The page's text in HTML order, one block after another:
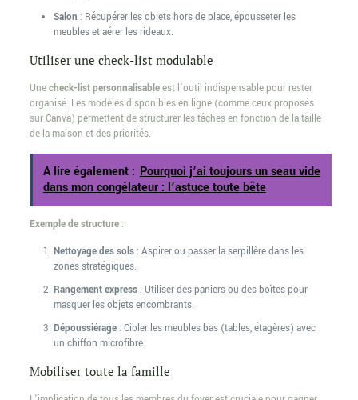
Salon : Récupérer les objets hors de place, épousseter les
meubles et aérer les rideaux.
Utiliser une check-list modulable
Unecheck-list personnalisableest l’outil indispensable pour rester
organisé. Les modèles disponibles en ligne (comme ceux proposés
sur Canva) permettent de structurer les tâches en fonction de la taille
de la maison et des priorités.
A lire également : Pourquoi j’ai toujours un seau vide
dans mon congélateur : l’astuce toute bête
Exemple de structure:
Nettoyage des sols: Aspirer ou passer la serpillère dans les
zones stratégiques.
Rangement express: Utiliser des paniers ou des boîtes pour
masquer les objets encombrants.
Dépoussiérage: Cibler les meubles bas (tables, étagères) avec
un chiffon microfibre.
Mobiliser toute la famille